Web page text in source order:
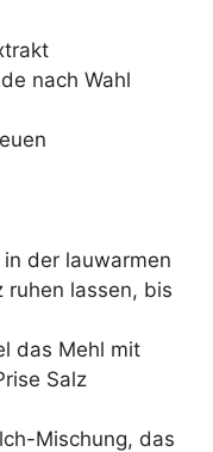
nach Wahl
der lauwarmen
ruhen lassen, bis
das Mehl mit
Salz
Mischung, das